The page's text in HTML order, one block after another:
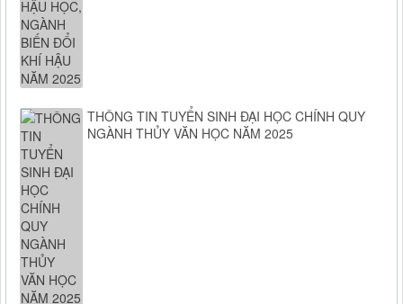
THÔNG TIN TUYỂN SINH ĐẠI HỌC CHÍNH QUY
NGÀNH THỦY VĂN HỌC NĂM 2025